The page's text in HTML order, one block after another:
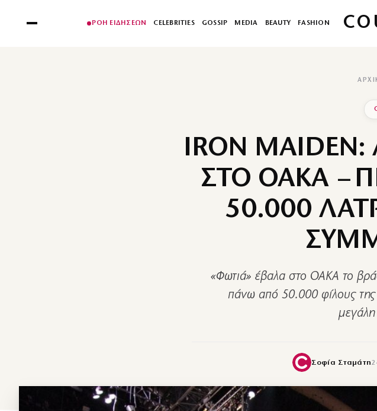
ΡΟΗ ΕΙΔΗΣΕΩΝ CELEBRITIES GOSSIP MEDIA BEAUTY FASHION
IRON
ΣΤΟ ΟΑΚΑ –
50.000
«Φωτιά» έβαλα στο ΟΑΚΑ το
πάνω από 50.000 φίλους
Σοφία Σταμάτη